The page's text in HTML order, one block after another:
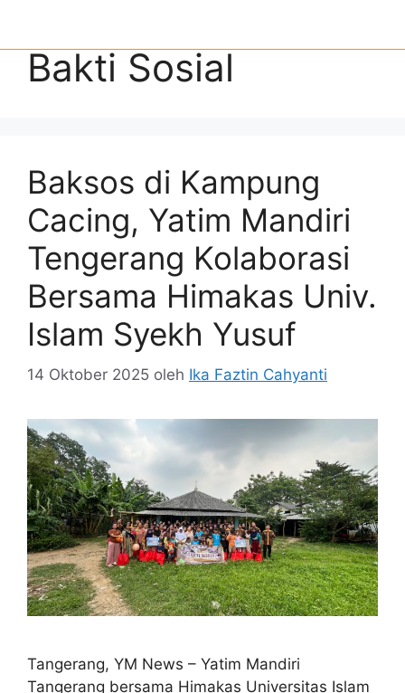
Bakti Sosial
Baksos di Kampung
Cacing, Yatim Mandiri
Tengerang Kolaborasi
Bersama Himakas Univ.
Islam Syekh Yusuf
14 Oktober 2025 oleh Ika Faztin Cahyanti
Tangerang, YM News – Yatim Mandiri
Tangerang bersama Himakas Universitas Islam